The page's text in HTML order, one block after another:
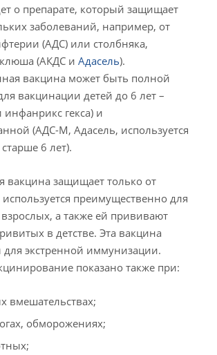
о препарате, который защищает
заболеваний, например, от
(АДС) или столбняка,
(АКДС и Адасель).
вакцина может быть полной
вакцинации детей до 6 лет –
гекса) и
(АДС-М, Адасель, используется
6 лет).
вакцина защищает только от
используется преимущественно для
а также ей прививают
в детстве. Эта вакцина
для экстренной иммунизации.
показано также при:
вмешательствах;
обморожениях;